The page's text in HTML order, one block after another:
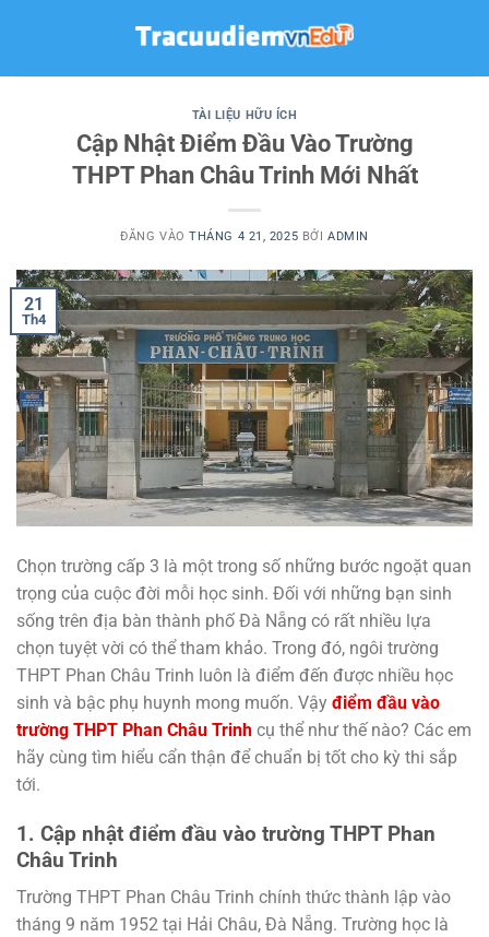
TÀI LIỆU HỮU ÍCH
Cập Nhật Điểm Đầu Vào Trường
THPT Phan Châu Trinh Mới Nhất
ĐĂNG VÀOTHÁNG 4 21, 2025 BỞI ADMIN
21
Th4
Chọn trường cấp 3 là một trong số những bước ngoặt quan
trọng của cuộc đời mỗi học sinh. Đối với những bạn sinh
sống trên địa bàn thành phố Đà Nẵng có rất nhiều lựa
chọn tuyệt vời có thể tham khảo. Trong đó, ngôi trường
THPT Phan Châu Trinh luôn là điểm đến được nhiều học
sinh và bậc phụ huynh mong muốn. Vậy điểm đầu vào
trường THPT Phan Châu Trinh cụ thể như thế nào? Các em
hãy cùng tìm hiểu cẩn thận để chuẩn bị tốt cho kỳ thi sắp
tới.
1. Cập nhật điểm đầu vào trường THPT Phan
Châu Trinh
Trường THPT Phan Châu Trinh chính thức thành lập vào
tháng 9 năm 1952 tại Hải Châu, Đà Nẵng. Trường học là